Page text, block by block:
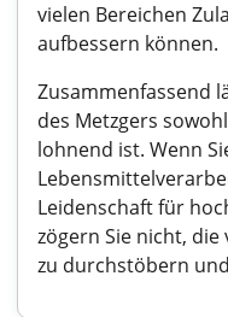
vielen Bereichen
aufbessern können.
Zusammenfassend
des Metzgers
lohnend ist. Wenn
Leidenschaft für
zögern Sie nicht,
zu durchstöbern